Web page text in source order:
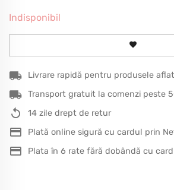
Indisponibil
Livrare rapidă pentru produsele
Transport gratuit la comenzi peste
14 zile drept de retur
Plată online sigură cu cardul prin
Plata în 6 rate fără dobândă cu